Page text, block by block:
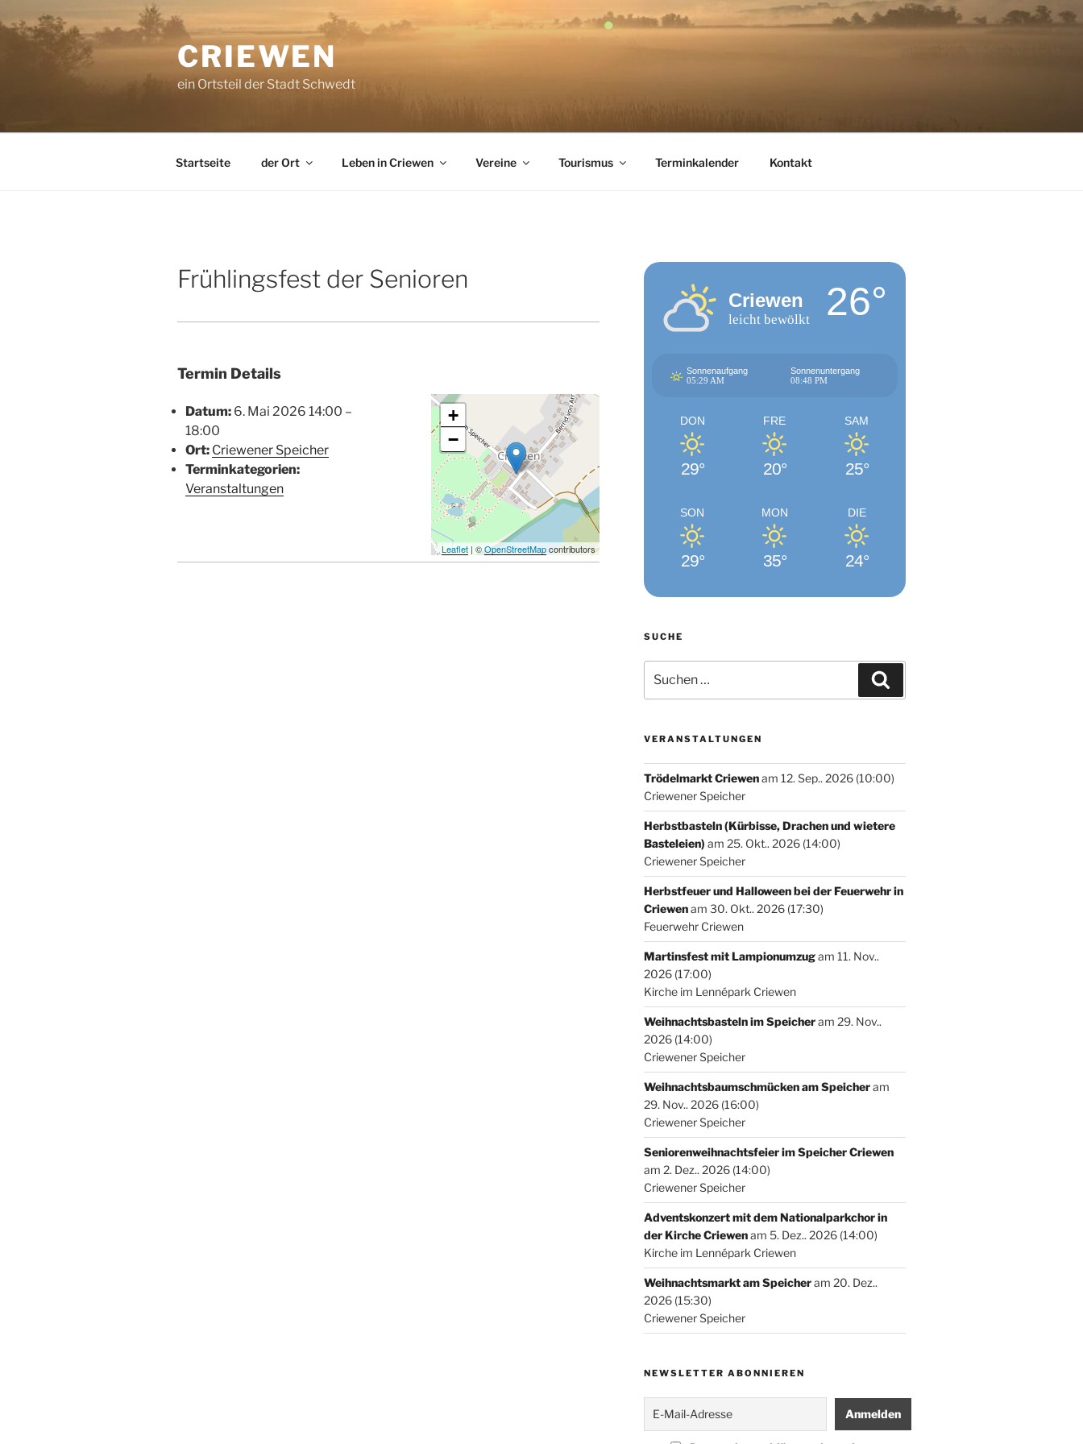
Inhalt
springen
CRIEWEN
ein Ortsteil der Stadt Schwedt
Startseite der Ort Leben in Criewen Vereine Tourismus Terminkalender Kontakt
Frühlingsfest der Senioren
Termin Details
Datum: 6. Mai 2026 14:00 –
18:00
Ort: Criewener Speicher
Terminkategorien:
Veranstaltungen
+
−
Leaflet | ©OpenStreetMapcontributors
Criewen
leicht bewölkt 26°
Sonnenaufgang
05:29 AM
Sonnenuntergang
08:48 PM
DON
29°
FRE
20°
SAM
25°
SON
29°
MON
35°
DIE
24°
SUCHE
nach:
VERANSTALTUNGEN
Trödelmarkt Criewenam 12. Sep.. 2026 (10:00)
Criewener Speicher
Herbstbasteln (Kürbisse, Drachen und wietere
Basteleien) am 25. Okt.. 2026 (14:00)
Criewener Speicher
Herbstfeuer und Halloween bei der Feuerwehr in
Criewenam 30. Okt.. 2026 (17:30)
Feuerwehr Criewen
Martinsfest mit Lampionumzugam 11. Nov..
2026 (17:00)
Kirche im Lennépark Criewen
Weihnachtsbasteln im Speicheram 29. Nov..
2026 (14:00)
Criewener Speicher
Weihnachtsbaumschmücken am Speicheram
29. Nov.. 2026 (16:00)
Criewener Speicher
Seniorenweihnachtsfeier im Speicher Criewen
am 2. Dez.. 2026 (14:00)
Criewener Speicher
Adventskonzert mit dem Nationalparkchor in
der Kirche Criewenam 5. Dez.. 2026 (14:00)
Kirche im Lennépark Criewen
Weihnachtsmarkt am Speicheram 20. Dez..
2026 (15:30)
Criewener Speicher
NEWSLETTER ABONNIEREN